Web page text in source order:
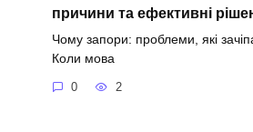
причини та ефективні
Чому запори: проблеми, які
Коли мова
0 2